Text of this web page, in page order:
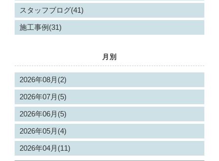
スタッフブログ(41)
施工事例(31)
月別
2026年08月(2)
2026年07月(5)
2026年06月(5)
2026年05月(4)
2026年04月(11)